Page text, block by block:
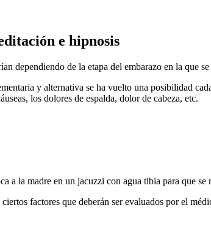
e hipnosis
dependiendo de la etapa del embarazo en la que
y alternativa se ha vuelto una posibilidad
los dolores de espalda, dolor de cabeza, etc.
a la madre en un jacuzzi con agua tibia para que
factores que deberán ser evaluados por el